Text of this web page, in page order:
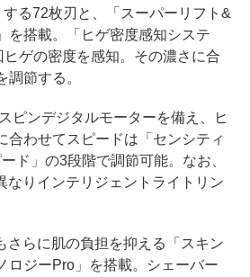
る72枚刃と、「スーパーリフト&
を搭載。「ヒゲ密度感知システ
ヒゲの密度を感知。その濃さに合
調節する。
ピンデジタルモーターを備え、ヒ
合わせてスピードは「センシティ
ド」の3段階で調節可能。なお、
なりインテリジェントライトリン
さらに肌の負担を抑える「スキン
ロジーPro」を搭載。シェーバー